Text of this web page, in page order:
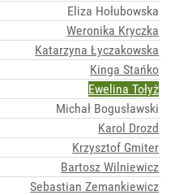
Eliza Hołubowska
Weronika Kryczka
Katarzyna Łyczakowska
Kinga Stańko
Ewelina Tołyż
Michał Bogusławski
Karol Drozd
Krzysztof Gmiter
Bartosz Wilniewicz
Sebastian Zemankiewicz